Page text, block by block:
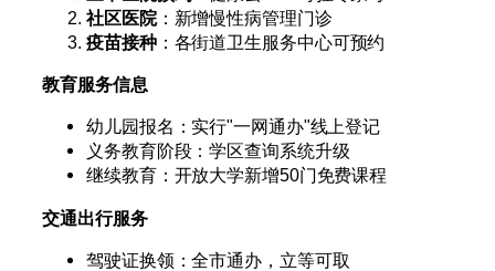
社区医院：新增慢性病管理门诊
疫苗接种：各街道卫生服务中心可预约
教育服务信息
幼儿园报名：实行"一网通办"线上登记
义务教育阶段：学区查询系统升级
继续教育：开放大学新增50门免费课程
交通出行服务
驾驶证换领：全市通办，立等可取